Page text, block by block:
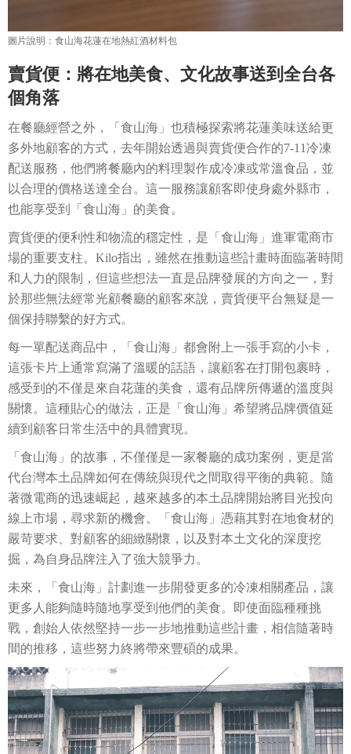
賣貨便：將在地美食、文化故事送到全台各
個角落
在餐廳經營之外，「食山海」也積極探索將花蓮美味送給更
多外地顧客的方式，去年開始透過與賣貨便合作的7-11冷凍
配送服務，他們將餐廳內的料理製作成冷凍或常溫食品，並
以合理的價格送達全台。這一服務讓顧客即使身處外縣市，
也能享受到「食山海」的美食。
賣貨便的便利性和物流的穩定性，是「食山海」進軍電商市
場的重要支柱。Kilo指出，雖然在推動這些計畫時面臨著時間
和人力的限制，但這些想法一直是品牌發展的方向之一，對
於那些無法經常光顧餐廳的顧客來說，賣貨便平台無疑是一
個保持聯繫的好方式。
每一單配送商品中，「食山海」都會附上一張手寫的小卡，
這張卡片上通常寫滿了溫暖的話語，讓顧客在打開包裹時，
感受到的不僅是來自花蓮的美食，還有品牌所傳遞的溫度與
關懷。這種貼心的做法，正是「食山海」希望將品牌價值延
續到顧客日常生活中的具體實現。
「食山海」的故事，不僅僅是一家餐廳的成功案例，更是當
代台灣本土品牌如何在傳統與現代之間取得平衡的典範。隨
著微電商的迅速崛起，越來越多的本土品牌開始將目光投向
線上市場，尋求新的機會。「食山海」憑藉其對在地食材的
嚴苛要求、對顧客的細緻關懷，以及對本土文化的深度挖
掘，為自身品牌注入了強大競爭力。
未來，「食山海」計劃進一步開發更多的冷凍相關產品，讓
更多人能夠隨時隨地享受到他們的美食。即使面臨種種挑
戰，創始人依然堅持一步一步地推動這些計畫，相信隨著時
間的推移，這些努力終將帶來豐碩的成果。